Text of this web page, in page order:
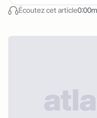
Écoutez cet article